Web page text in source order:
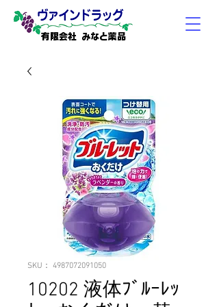
有限会社 みなと薬品
SKU： 4987072091050
10202 液体ﾌﾞﾙｰﾚｯ